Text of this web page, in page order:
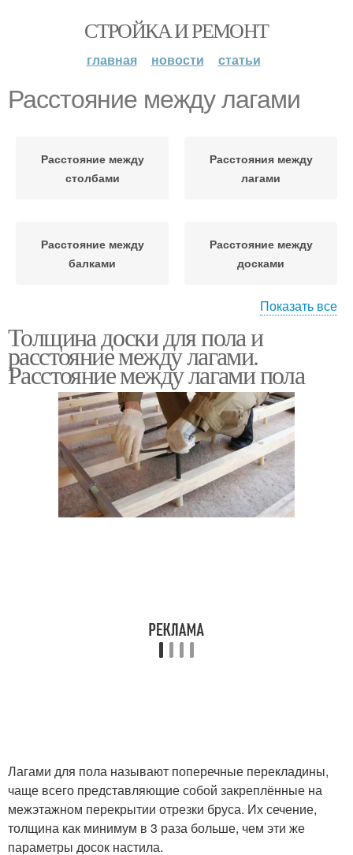
СТРОЙКА И РЕМОНТ
главная новости статьи
Расстояние между лагами
Расстояние между
столбами
Расстояния между
лагами
Расстояние между
балками
Расстояние между
досками
Лаг для мансард Доски от расстояния
Лаг под фанеру
Показать все
Толщина доски для пола и
расстояние между лагами.
Расстояние между лагами пола
Лагами для пола называют поперечные перекладины,
чаще всего представляющие собой закреплённые на
межэтажном перекрытии отрезки бруса. Их сечение,
толщина как минимум в 3 раза больше, чем эти же
параметры досок настила.